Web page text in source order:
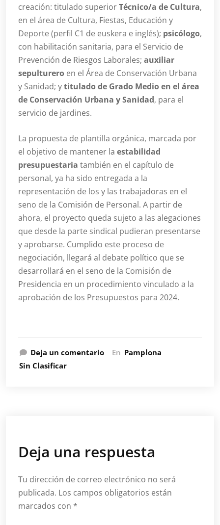
creación: titulado superiorTécnico/a de Cultura,
en el área de Cultura, Fiestas, Educación y
Deporte (perfil C1 de euskera e inglés); psicólogo,
con habilitación sanitaria, para el Servicio de
Prevención de Riesgos Laborales; auxiliar
sepulturero en el Área de Conservación Urbana
y Sanidad; ytitulado de Grado Medio en el área
de Conservación Urbana y Sanidad, para el
servicio de jardines.
La propuesta de plantilla orgánica, marcada por
el objetivo de mantener la estabilidad
presupuestaria también en el capítulo de
personal, ya ha sido entregada a la
representación de los y las trabajadoras en el
seno de la Comisión de Personal. A partir de
ahora, el proyecto queda sujeto a las alegaciones
que desde la parte sindical pudieran presentarse
y aprobarse. Cumplido este proceso de
negociación, llegará al debate político que se
desarrollará en el seno de la Comisión de
Presidencia en un procedimiento vinculado a la
aprobación de los Presupuestos para 2024.
Deja un comentario En Pamplona
Sin Clasificar
Deja una respuesta
Tu dirección de correo electrónico no será
publicada. Los campos obligatorios están
marcados con *